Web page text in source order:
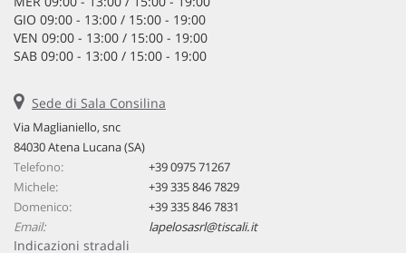
GIO 09:00 - 13:00 / 15:00 - 19:00
VEN 09:00 - 13:00 / 15:00 - 19:00
SAB 09:00 - 13:00 / 15:00 - 19:00
lapelosasrl
Sede di Sala Consilina
Via Maglianiello, snc
84030 Atena Lucana (SA)
Telefono:
+39 0975 71267
Michele:
+39 335 846 7829
Domenico:
+39 335 846 7831
Email:
lapelosasrl@tiscali.it
Indicazioni stradali